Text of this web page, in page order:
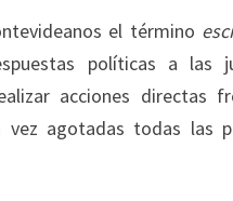
el término
políticas a las
acciones directas
agotadas todas las